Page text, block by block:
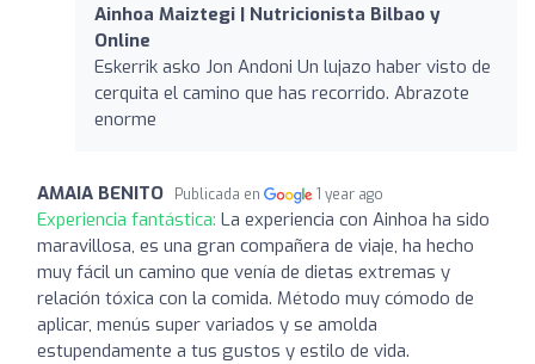
Ainhoa Maiztegi | Nutricionista Bilbao y
Online
Eskerrik asko Jon Andoni Un lujazo haber visto de
cerquita el camino que has recorrido. Abrazote
enorme
AMAIA BENITO Publicada en 1 year ago
Experiencia fantástica: La experiencia con Ainhoa ha sido
maravillosa, es una gran compañera de viaje, ha hecho
muy fácil un camino que venía de dietas extremas y
relación tóxica con la comida. Método muy cómodo de
aplicar, menús super variados y se amolda
estupendamente a tus gustos y estilo de vida.